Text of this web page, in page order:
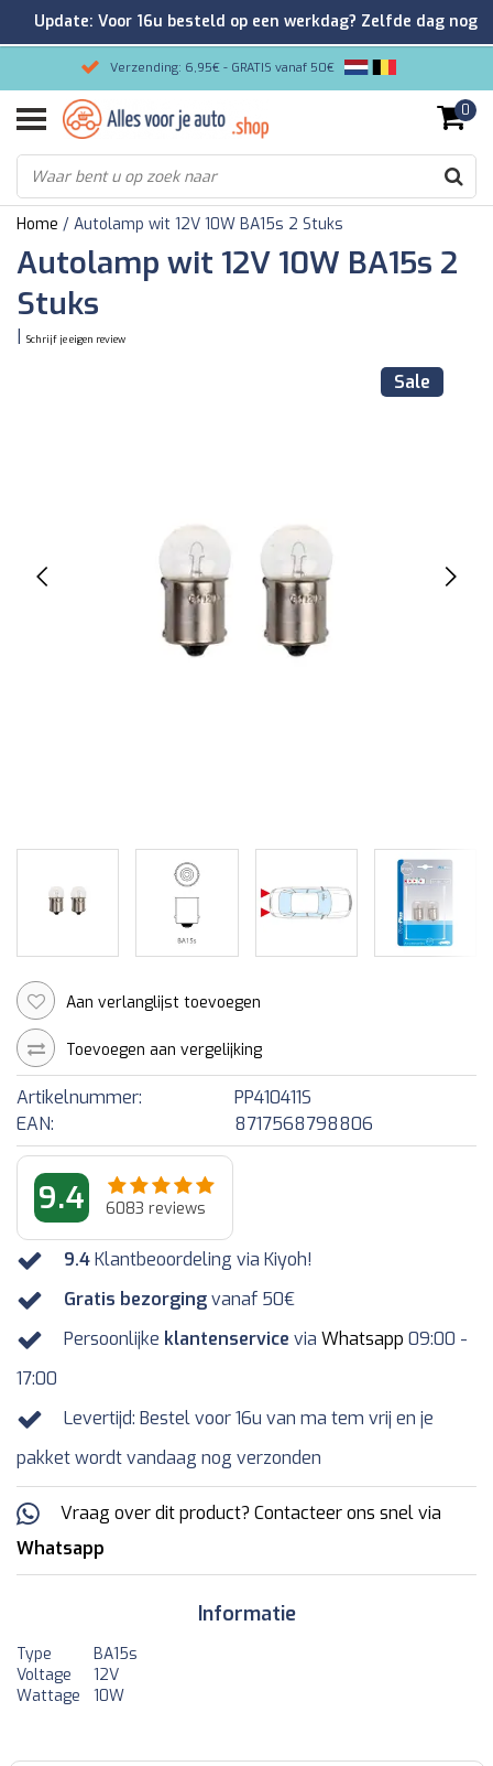
Verzending: 6,95€ - GRATIS vanaf 50€
Gemakkelijk bestellen/Veilig betalen
9.2/10 Klantenrating via Kiyoh!
0
Home / Autolamp wit 12V 10W BA15s 2 Stuks
Autolamp wit 12V 10W BA15s 2
Stuks
Schrijf je eigen review
Sale
Aan verlanglijst toevoegen
Toevoegen aan vergelijking
Artikelnummer:
PP410411S
EAN:
8717568798806
9.4 6083 reviews
9.4Klantbeoordeling via Kiyoh!
Gratis bezorgingvanaf 50€
Persoonlijke klantenservice via Whatsapp 09:00 -
17:00
Levertijd: Bestel voor 16u van ma tem vrij en je
pakket wordt vandaag nog verzonden
Vraag over dit product? Contacteer ons snel via
Whatsapp
Informatie
Type
BA15s
Voltage
12V
Wattage
10W
Update: Voor 16u besteld op een werkdag? Zelfde dag nog
verzonden!